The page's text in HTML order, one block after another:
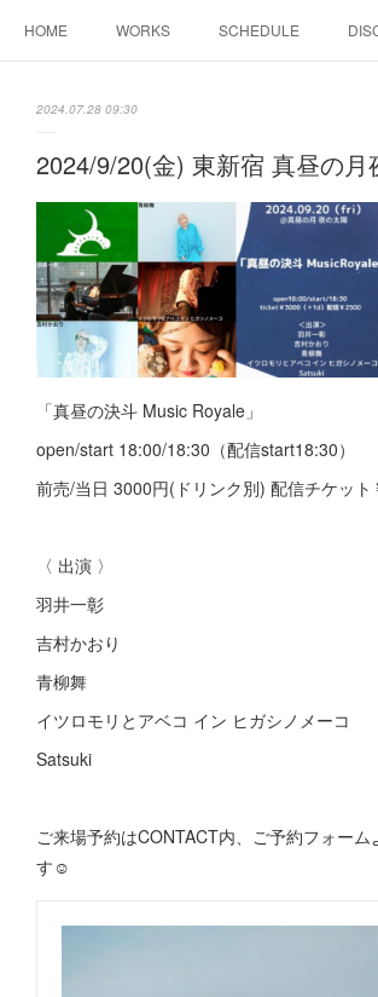
HOME WORKS SCHEDULE
2024.07.28 09:30
2024/9/20(金) 東新宿 真昼の月
「真昼の決斗 Music Royale」
open/start 18:00/18:30（配信start18:30）
前売/当日 3000円(ドリンク別) 配信チケット
〈 出演 〉
羽井一彰
吉村かおり
青柳舞
イツロモリとアベコ イン ヒガシノメーコ
Satsuki
ご来場予約はCONTACT内、ご予約フォーム
す☺︎